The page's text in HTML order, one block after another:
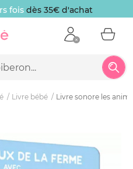
fois dès 35€ d'achat
Livre bébé Livre sonore les